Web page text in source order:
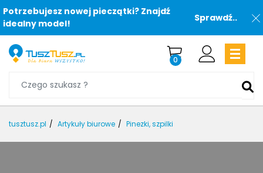
Potrzebujesz nowej pieczątki? Znajdź
idealny model!
Sprawdź..
0
tusztusz.pl Artykuły biurowe Pinezki, szpilki